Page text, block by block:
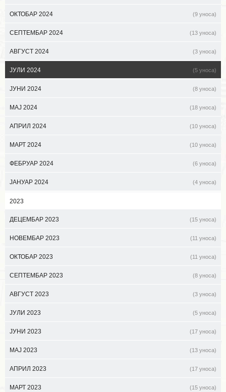
ОКТОБАР 2024 (9 уноса)
СЕПТЕМБАР 2024 (13 уноса)
АВГУСТ 2024 (3 уноса)
ЈУЛИ 2024 (5 уноса)
ЈУНИ 2024 (8 уноса)
МАЈ 2024 (18 уноса)
АПРИЛ 2024 (10 уноса)
МАРТ 2024 (10 уноса)
ФЕБРУАР 2024 (6 уноса)
ЈАНУАР 2024 (4 уноса)
2023
ДЕЦЕМБАР 2023 (15 уноса)
НОВЕМБАР 2023 (11 уноса)
ОКТОБАР 2023 (11 уноса)
СЕПТЕМБАР 2023 (8 уноса)
АВГУСТ 2023 (3 уноса)
ЈУЛИ 2023 (5 уноса)
ЈУНИ 2023 (17 уноса)
МАЈ 2023 (13 уноса)
АПРИЛ 2023 (17 уноса)
МАРТ 2023 (15 уноса)